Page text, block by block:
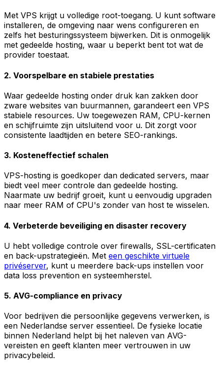
Met VPS krijgt u volledige root-toegang. U kunt software
installeren, de omgeving naar wens configureren en
zelfs het besturingssysteem bijwerken. Dit is onmogelijk
met gedeelde hosting, waar u beperkt bent tot wat de
provider toestaat.
2. Voorspelbare en stabiele prestaties
Waar gedeelde hosting onder druk kan zakken door
zware websites van buurmannen, garandeert een VPS
stabiele resources. Uw toegewezen RAM, CPU-kernen
en schijfruimte zijn uitsluitend voor u. Dit zorgt voor
consistente laadtijden en betere SEO-rankings.
3. Kosteneffectief schalen
VPS-hosting is goedkoper dan dedicated servers, maar
biedt veel meer controle dan gedeelde hosting.
Naarmate uw bedrijf groeit, kunt u eenvoudig upgraden
naar meer RAM of CPU's zonder van host te wisselen.
4. Verbeterde beveiliging en disaster recovery
U hebt volledige controle over firewalls, SSL-certificaten
en back-upstrategieën. Met een geschikte virtuele
privéserver, kunt u meerdere back-ups instellen voor
data loss prevention en systeemherstel.
5. AVG-compliance en privacy
Voor bedrijven die persoonlijke gegevens verwerken, is
een Nederlandse server essentieel. De fysieke locatie
binnen Nederland helpt bij het naleven van AVG-
vereisten en geeft klanten meer vertrouwen in uw
privacybeleid.